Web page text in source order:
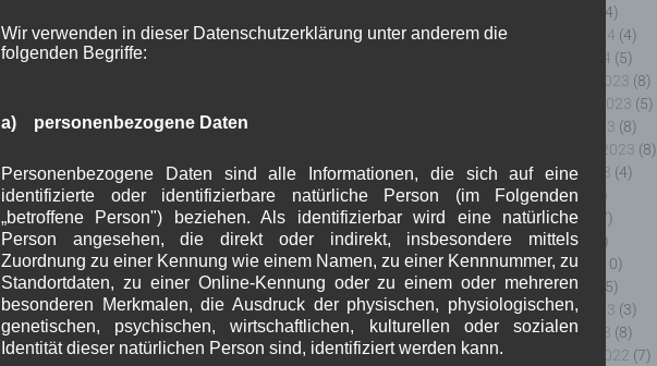
(4)
Februar 2024 (4)
Januar 2024 (5)
Dezember 2023 (8)
November 2023 (5)
Oktober 2023 (8)
September 2023 (8)
August 2023 (4)
Juli 2023
(8)
Juni 2023
(7)
Mai 2023
(8)
April 2023
(10)
März 2023
(5)
Februar 2023 (3)
Januar 2023 (8)
Dezember 2022 (7)
Wir verwenden in dieser Datenschutzerklärung unter anderem die
folgenden Begriffe:
a) personenbezogene Daten
Personenbezogene Daten sind alle Informationen, die sich auf eine
identifizierte oder identifizierbare natürliche Person (im Folgenden
„betroffene Person") beziehen. Als identifizierbar wird eine natürliche
Person angesehen, die direkt oder indirekt, insbesondere mittels
Zuordnung zu einer Kennung wie einem Namen, zu einer Kennnummer, zu
Standortdaten, zu einer Online-Kennung oder zu einem oder mehreren
besonderen Merkmalen, die Ausdruck der physischen, physiologischen,
genetischen, psychischen, wirtschaftlichen, kulturellen oder sozialen
Identität dieser natürlichen Person sind, identifiziert werden kann.